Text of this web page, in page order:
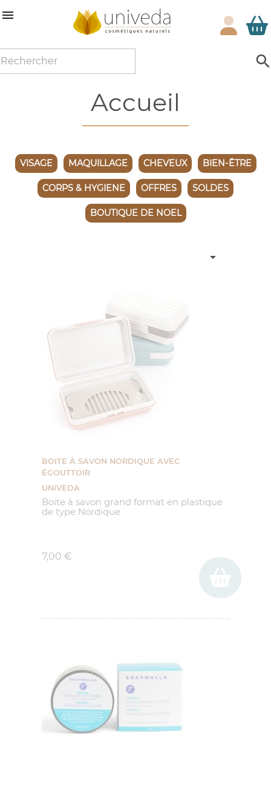

accueil
VISAGE MAQUILLAGE CHEVEUX BIEN-ÊTRE
CORPS & HYGIENE OFFRES SOLDES
BOUTIQUE DE NOEL

BOITE À SAVON NORDIQUE AVEC
ÉGOUTTOIR
UNIVEDA
Boite à savon grand format en plastique
de type Nordique
7,00 €